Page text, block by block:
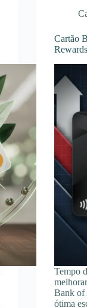
Cartão
Tempo
Bank of
ótima